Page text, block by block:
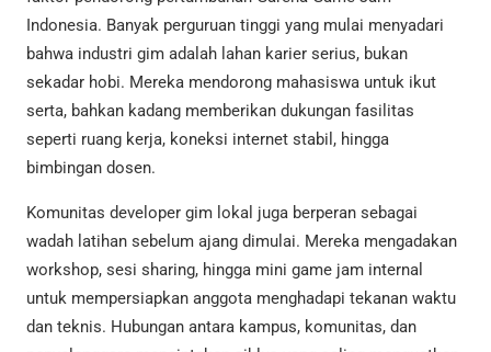
Indonesia. Banyak perguruan tinggi yang mulai menyadari
bahwa industri gim adalah lahan karier serius, bukan
sekadar hobi. Mereka mendorong mahasiswa untuk ikut
serta, bahkan kadang memberikan dukungan fasilitas
seperti ruang kerja, koneksi internet stabil, hingga
bimbingan dosen.
Komunitas developer gim lokal juga berperan sebagai
wadah latihan sebelum ajang dimulai. Mereka mengadakan
workshop, sesi sharing, hingga mini game jam internal
untuk mempersiapkan anggota menghadapi tekanan waktu
dan teknis. Hubungan antara kampus, komunitas, dan